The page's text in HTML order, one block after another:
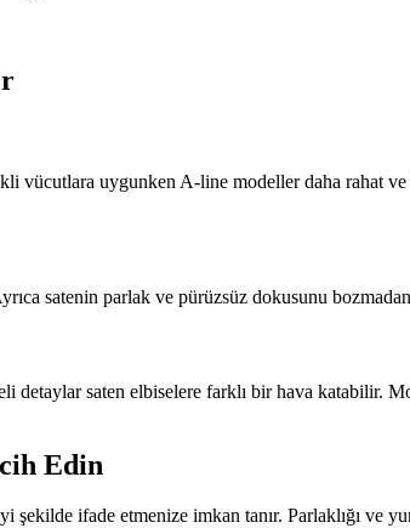
vücutlara uygunken A-line modeller daha rahat
satenin parlak ve pürüzsüz dokusunu bozmadan
detaylar saten elbiselere farklı bir hava katabilir.
Edin
ifade etmenize imkan tanır. Parlaklığı ve